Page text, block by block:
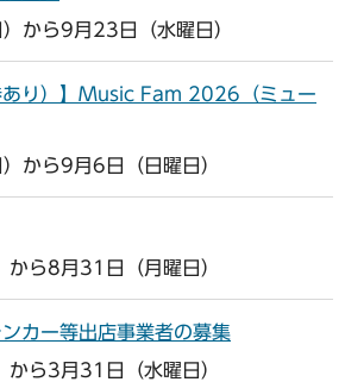
から9月23日（水曜日）
あり）】Music Fam 2026（ミュー
から9月6日（日曜日）
ら8月31日（月曜日）
カー等出店事業者の募集
ら3月31日（水曜日）